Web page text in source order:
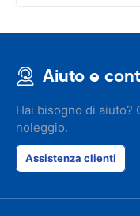
Aiuto e
Hai bisogno di aiuto?
noleggio.
Assistenza clienti